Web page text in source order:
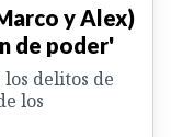
y Alex)
de poder'
los delitos de
los